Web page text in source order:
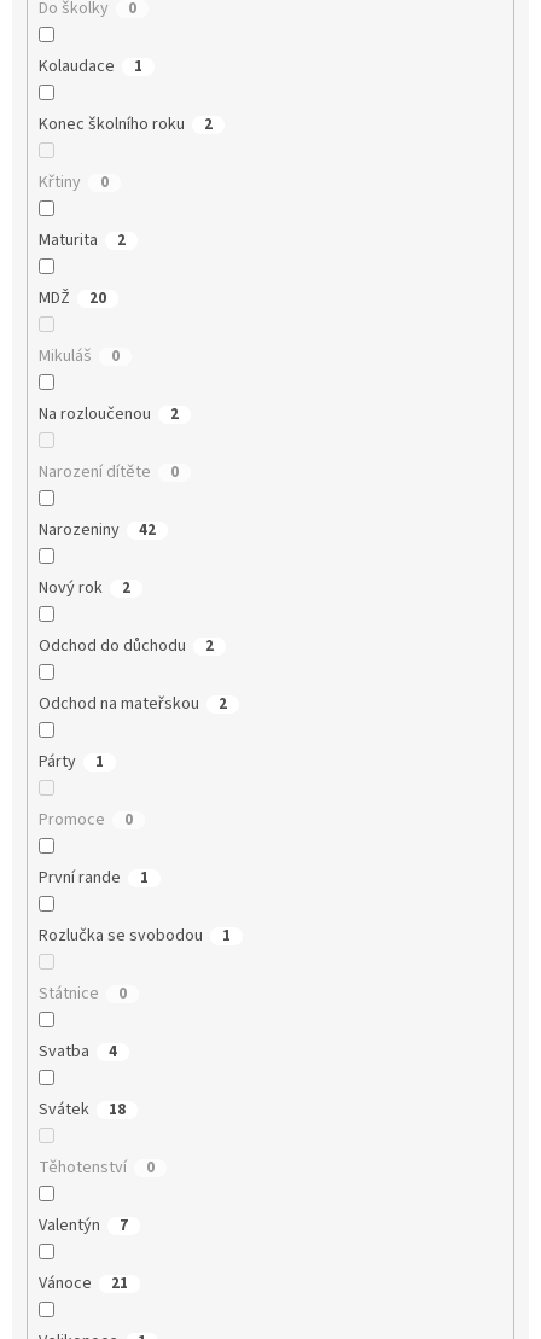
Do školky 0
Kolaudace 1
Konec školního roku 2
Křtiny 0
Maturita 2
MDŽ 20
Mikuláš 0
Na rozloučenou 2
Narození dítěte 0
Narozeniny 42
Nový rok 2
Odchod do důchodu 2
Odchod na mateřskou 2
Párty 1
Promoce 0
První rande 1
Rozlučka se svobodou 1
Státnice 0
Svatba 4
Svátek 18
Těhotenství 0
Valentýn 7
Vánoce 21